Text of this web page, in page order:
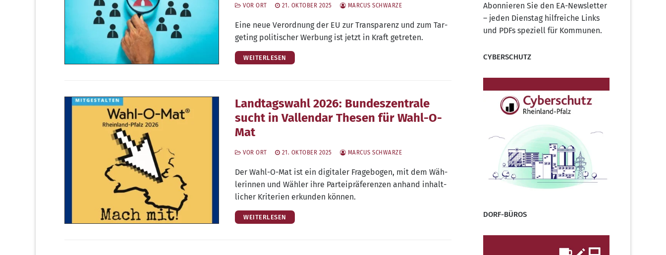
VOR ORT 21. OKTOBER 2025 MARCUS SCHWARZE
Eine neue Ver­ord­nung der EU zur Trans­pa­renz und zum Tar­
ge­ting poli­ti­scher Wer­bung ist jetzt in Kraft getreten.
WEITERLESEN
Landtagswahl 2026: Bundeszentrale
sucht in Vallendar Thesen für Wahl-O-
Mat
VOR ORT 21. OKTOBER 2025 MARCUS SCHWARZE
Der Wahl-O-Mat ist ein digi­ta­ler Fra­ge­bo­gen, mit dem Wäh­
le­rin­nen und Wäh­ler ihre Par­tei­prä­fe­ren­zen anhand inhalt­
li­cher Kri­te­ri­en erkun­den können.
WEITERLESEN
Abonnieren Sie den EA-Newsletter
– jeden Dienstag hilfreiche Links
und PDFs speziell für Kommunen.
CYBERSCHUTZ
DORF-BÜROS